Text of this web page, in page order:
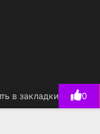
в закладки 0